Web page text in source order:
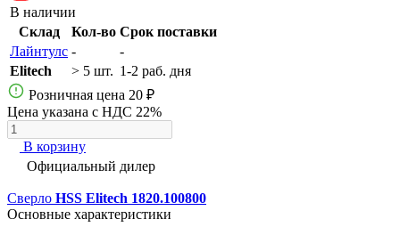
В наличии
Склад
Кол-во Срок поставки
Лайнтулс -
-
Elitech
> 5 шт. 1-2 раб. дня
Розничная цена 20 ₽
Цена указана с НДС 22%
В корзину
Официальный дилер
Сверло HSS Elitech 1820.100800
Основные характеристики